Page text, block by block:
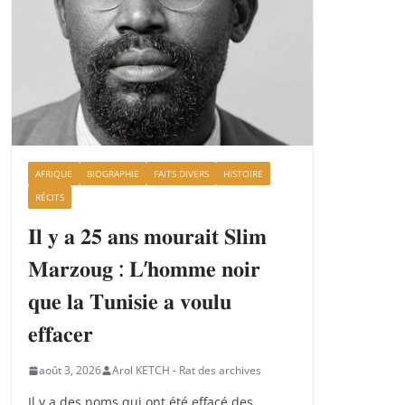
AFRIQUE BIOGRAPHIE FAITS DIVERS
HISTOIRE
RÉCITS
𝐈𝐥 𝐲 𝐚 𝟐𝟓 𝐚𝐧𝐬 𝐦𝐨𝐮𝐫𝐚𝐢𝐭 𝐒𝐥𝐢𝐦
𝐌𝐚𝐫𝐳𝐨𝐮𝐠 : 𝐋’𝐡𝐨𝐦𝐦𝐞 𝐧𝐨𝐢𝐫
𝐪𝐮𝐞 𝐥𝐚 𝐓𝐮𝐧𝐢𝐬𝐢𝐞 𝐚 𝐯𝐨𝐮𝐥𝐮
𝐞𝐟𝐟𝐚𝐜𝐞𝐫
août 3, 2026 Arol KETCH - Rat des archives